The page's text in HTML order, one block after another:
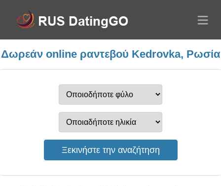
Δωρεάν online ραντεβού Kedrovka, Ρωσία